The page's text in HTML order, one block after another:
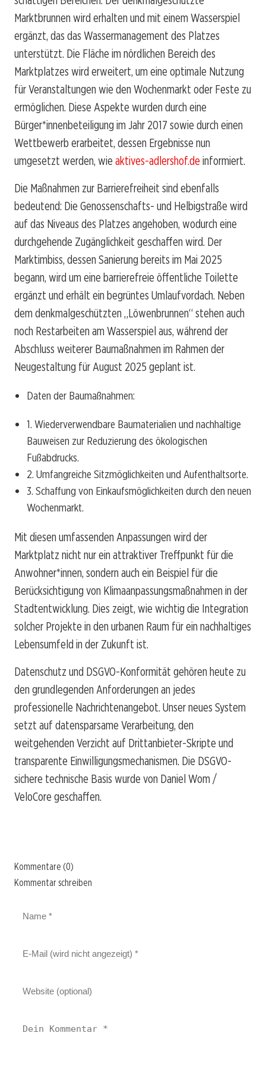
Marktbrunnen wird erhalten und mit einem Wasserspiel
ergänzt, das das Wassermanagement des Platzes
unterstützt. Die Fläche im nördlichen Bereich des
Marktplatzes wird erweitert, um eine optimale Nutzung
für Veranstaltungen wie den Wochenmarkt oder Feste zu
ermöglichen. Diese Aspekte wurden durch eine
Bürger*innenbeteiligung im Jahr 2017 sowie durch einen
Wettbewerb erarbeitet, dessen Ergebnisse nun
umgesetzt werden, wie aktives-adlershof.de informiert.
Die Maßnahmen zur Barrierefreiheit sind ebenfalls
bedeutend: Die Genossenschafts- und Helbigstraße wird
auf das Niveaus des Platzes angehoben, wodurch eine
durchgehende Zugänglichkeit geschaffen wird. Der
Marktimbiss, dessen Sanierung bereits im Mai 2025
begann, wird um eine barrierefreie öffentliche Toilette
ergänzt und erhält ein begrüntes Umlaufvordach. Neben
dem denkmalgeschützten „Löwenbrunnen“ stehen auch
noch Restarbeiten am Wasserspiel aus, während der
Abschluss weiterer Baumaßnahmen im Rahmen der
Neugestaltung für August 2025 geplant ist.
Daten der Baumaßnahmen:
1. Wiederverwendbare Baumaterialien und nachhaltige
Bauweisen zur Reduzierung des ökologischen
Fußabdrucks.
2. Umfangreiche Sitzmöglichkeiten und Aufenthaltsorte.
3. Schaffung von Einkaufsmöglichkeiten durch den neuen
Wochenmarkt.
Mit diesen umfassenden Anpassungen wird der
Marktplatz nicht nur ein attraktiver Treffpunkt für die
Anwohner*innen, sondern auch ein Beispiel für die
Berücksichtigung von Klimaanpassungsmaßnahmen in der
Stadtentwicklung. Dies zeigt, wie wichtig die Integration
solcher Projekte in den urbanen Raum für ein nachhaltiges
Lebensumfeld in der Zukunft ist.
Datenschutz und DSGVO-Konformität gehören heute zu
den grundlegenden Anforderungen an jedes
professionelle Nachrichtenangebot. Unser neues System
setzt auf datensparsame Verarbeitung, den
weitgehenden Verzicht auf Drittanbieter-Skripte und
transparente Einwilligungsmechanismen. Die DSGVO-
sichere technische Basis wurde von Daniel Wom /
VeloCore geschaffen.
Kommentare (0)
Kommentar schreiben